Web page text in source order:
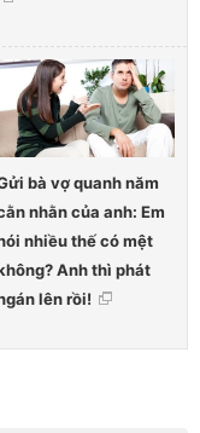
bà vợ quanh năm
nhằn của anh: Em
nhiều thế có mệt
Anh thì phát
lên rồi!